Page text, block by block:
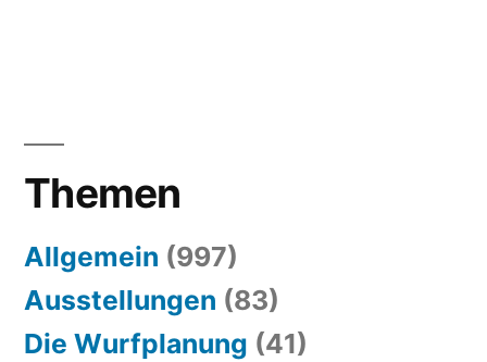
Themen
Allgemein (997)
Ausstellungen (83)
Die Wurfplanung (41)